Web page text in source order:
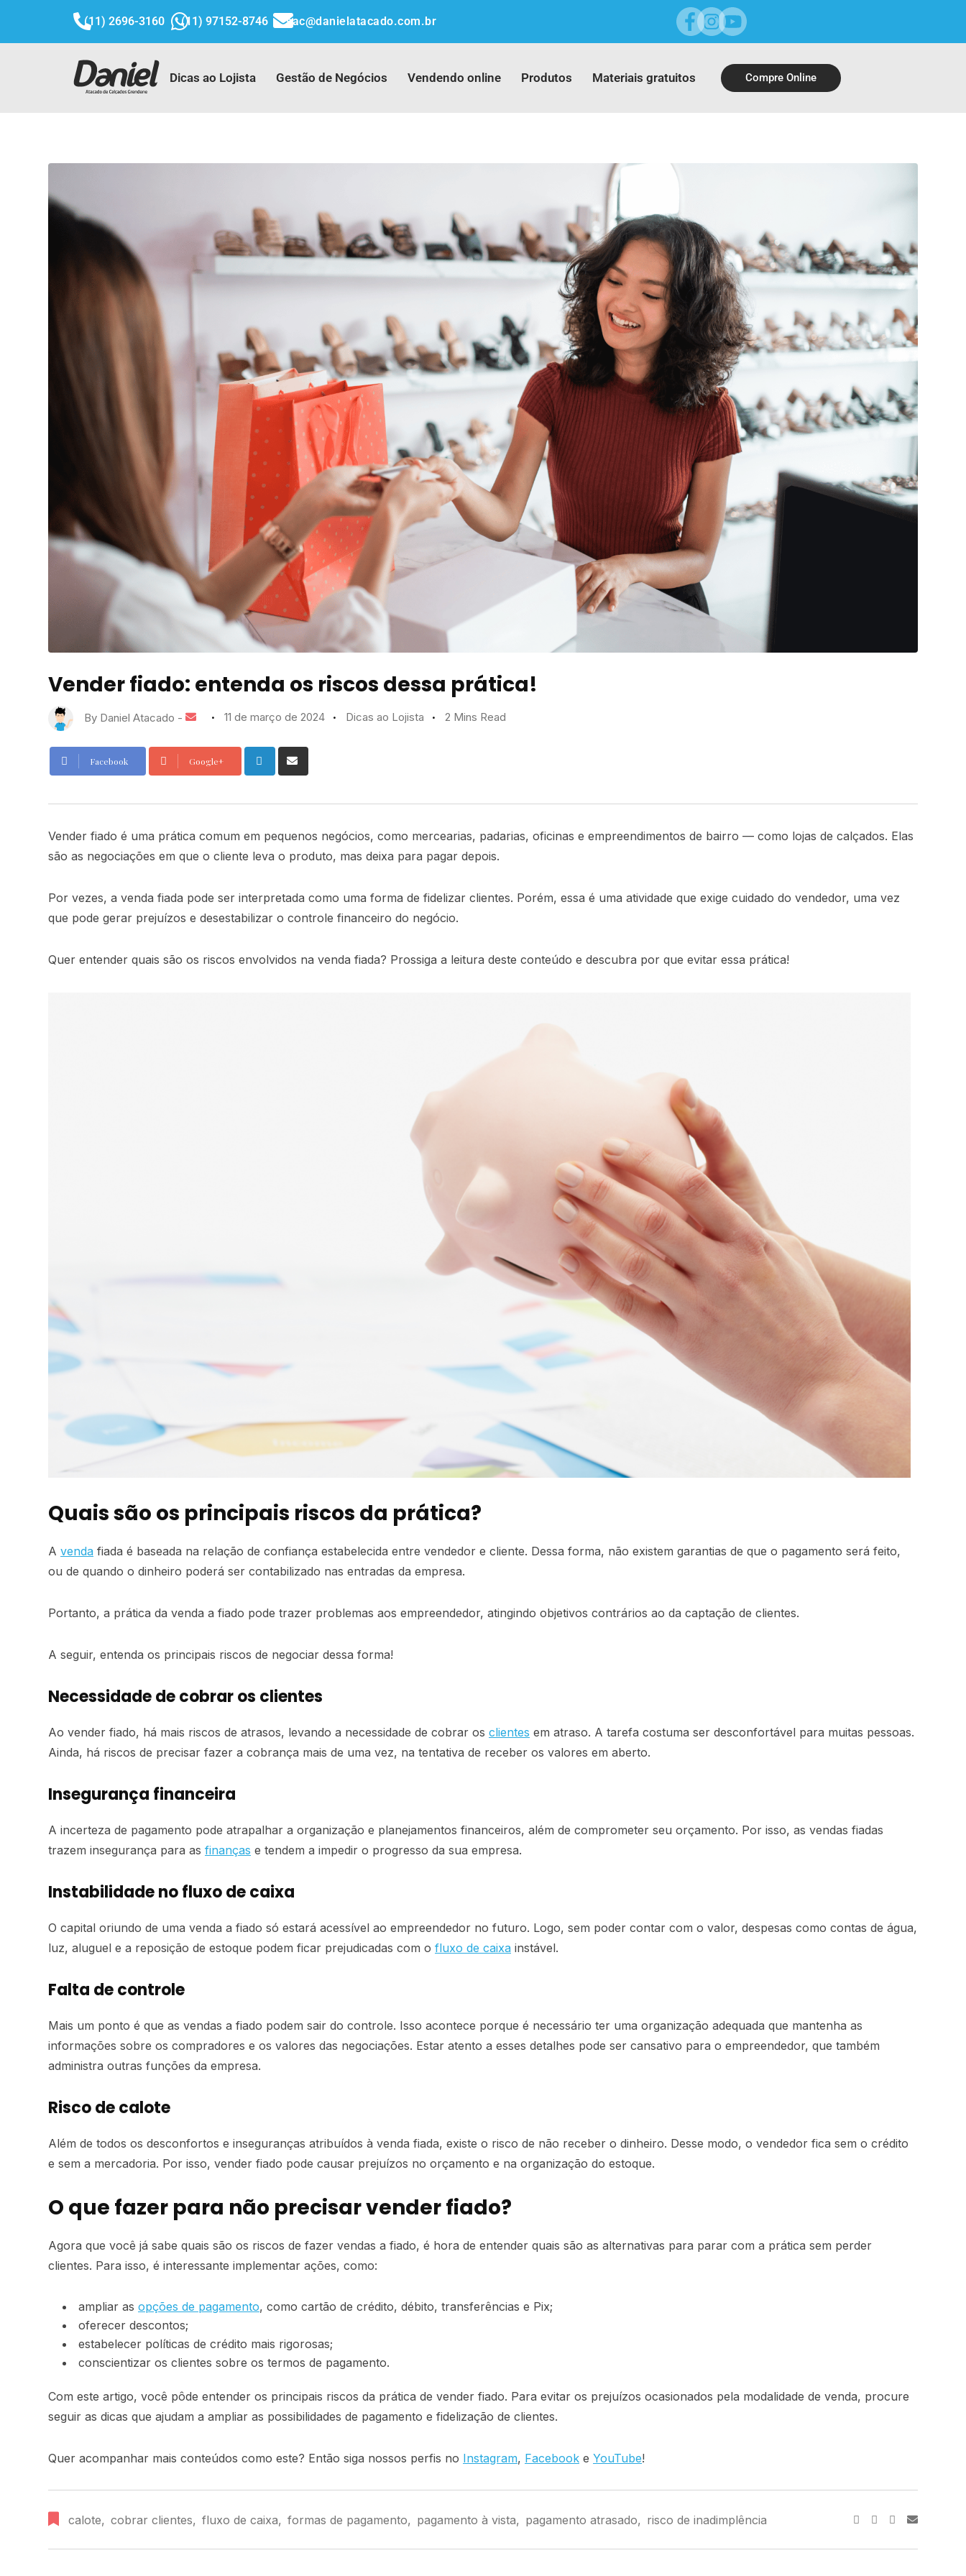
(11) 2696-3160 (11) 97152-8746 sac@danielatacado.com.br
Dicas ao Lojista Gestão de Negócios Vendendo online Produtos Materiais gratuitos Compre Online
Vender fiado: entenda os riscos dessa prática!
By Daniel Atacado - 11 de março de 2024 Dicas ao Lojista 2 Mins Read
Facebook Google+
Vender fiado é uma prática comum em pequenos negócios, como mercearias, padarias, oficinas e empreendimentos de bairro — como lojas de calçados. Elas
são as negociações em que o cliente leva o produto, mas deixa para pagar depois.
Por vezes, a venda fiada pode ser interpretada como uma forma de fidelizar clientes. Porém, essa é uma atividade que exige cuidado do vendedor, uma vez
que pode gerar prejuízos e desestabilizar o controle financeiro do negócio.
Quer entender quais são os riscos envolvidos na venda fiada? Prossiga a leitura deste conteúdo e descubra por que evitar essa prática!
Quais são os principais riscos da prática?
A venda fiada é baseada na relação de confiança estabelecida entre vendedor e cliente. Dessa forma, não existem garantias de que o pagamento será feito,
ou de quando o dinheiro poderá ser contabilizado nas entradas da empresa.
Portanto, a prática da venda a fiado pode trazer problemas aos empreendedor, atingindo objetivos contrários ao da captação de clientes.
A seguir, entenda os principais riscos de negociar dessa forma!
Necessidade de cobrar os clientes
Ao vender fiado, há mais riscos de atrasos, levando a necessidade de cobrar os clientes em atraso. A tarefa costuma ser desconfortável para muitas pessoas.
Ainda, há riscos de precisar fazer a cobrança mais de uma vez, na tentativa de receber os valores em aberto.
Insegurança financeira
A incerteza de pagamento pode atrapalhar a organização e planejamentos financeiros, além de comprometer seu orçamento. Por isso, as vendas fiadas
trazem insegurança para as finanças e tendem a impedir o progresso da sua empresa.
Instabilidade no fluxo de caixa
O capital oriundo de uma venda a fiado só estará acessível ao empreendedor no futuro. Logo, sem poder contar com o valor, despesas como contas de água,
luz, aluguel e a reposição de estoque podem ficar prejudicadas com o fluxo de caixa instável.
Falta de controle
Mais um ponto é que as vendas a fiado podem sair do controle. Isso acontece porque é necessário ter uma organização adequada que mantenha as
informações sobre os compradores e os valores das negociações. Estar atento a esses detalhes pode ser cansativo para o empreendedor, que também
administra outras funções da empresa.
Risco de calote
Além de todos os desconfortos e inseguranças atribuídos à venda fiada, existe o risco de não receber o dinheiro. Desse modo, o vendedor fica sem o crédito
e sem a mercadoria. Por isso, vender fiado pode causar prejuízos no orçamento e na organização do estoque.
O que fazer para não precisar vender fiado?
Agora que você já sabe quais são os riscos de fazer vendas a fiado, é hora de entender quais são as alternativas para parar com a prática sem perder
clientes. Para isso, é interessante implementar ações, como:
ampliar as opções de pagamento, como cartão de crédito, débito, transferências e Pix;
oferecer descontos;
estabelecer políticas de crédito mais rigorosas;
conscientizar os clientes sobre os termos de pagamento.
Com este artigo, você pôde entender os principais riscos da prática de vender fiado. Para evitar os prejuízos ocasionados pela modalidade de venda, procure
seguir as dicas que ajudam a ampliar as possibilidades de pagamento e fidelização de clientes.
Quer acompanhar mais conteúdos como este? Então siga nossos perfis no Instagram, Facebook e YouTube!
calote, cobrar clientes, fluxo de caixa, formas de pagamento, pagamento à vista, pagamento atrasado, risco de inadimplência